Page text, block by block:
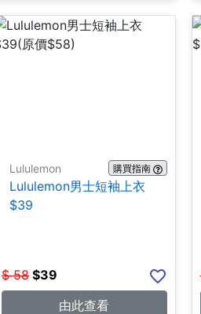
Lululemon 購買指南
Lululemon男士短袖上衣
$39
$ 58 $39
由此查看